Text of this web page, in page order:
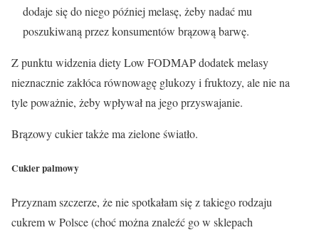
dodaje się do niego później melasę, żeby nadać mu
poszukiwaną przez konsumentów brązową barwę.
Z punktu widzenia diety Low FODMAP dodatek melasy
nieznacznie zakłóca równowagę glukozy i fruktozy, ale nie na
tyle poważnie, żeby wpływał na jego przyswajanie.
Brązowy cukier także mazielone światło.
Cukier palmowy
Przyznam szczerze, że nie spotkałam się z takiego rodzaju
cukrem w Polsce (choć można znaleźć go w sklepach